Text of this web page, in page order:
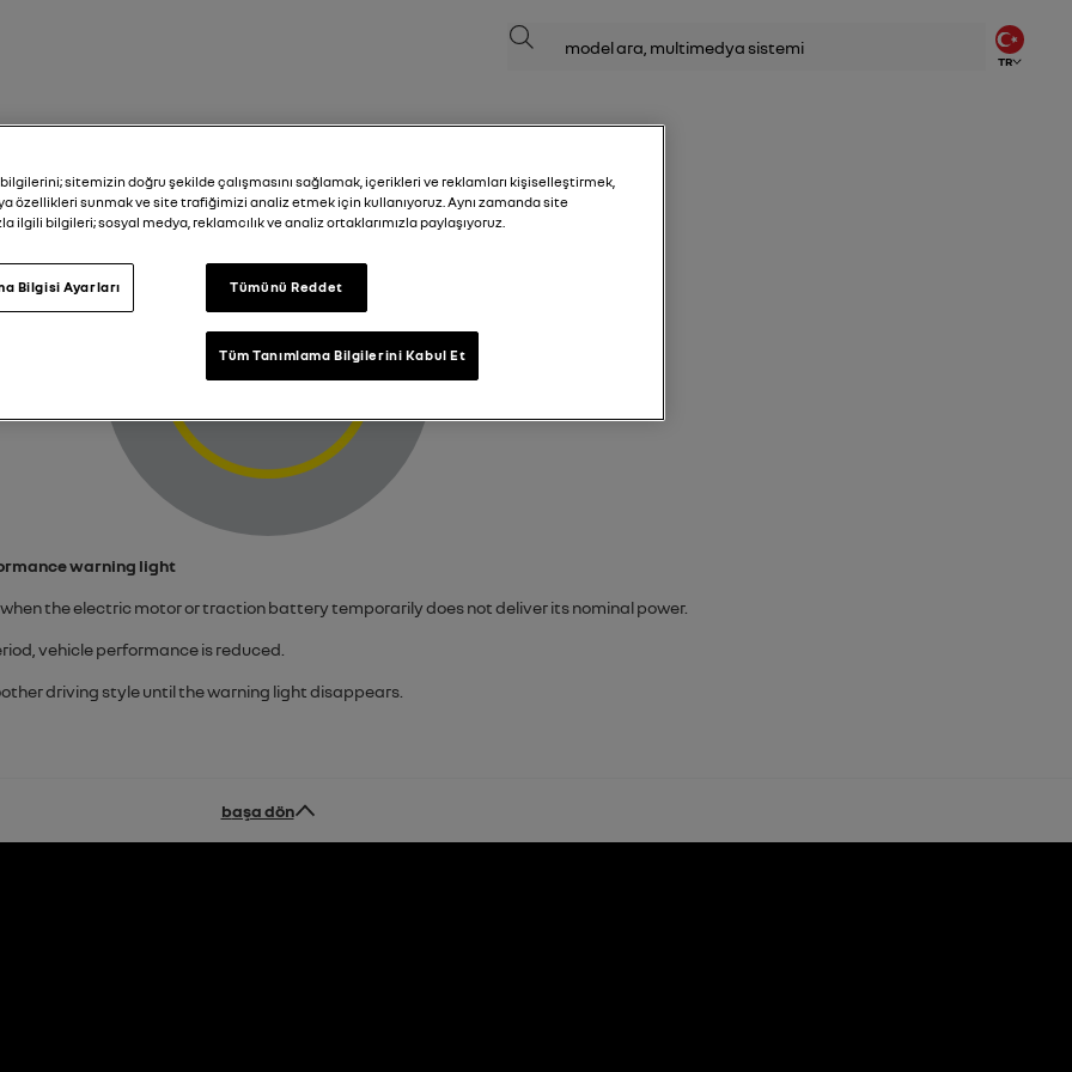
Ara
TR
Limited performance warning light
warning light
the electric motor or traction battery temporarily does not deliver its nominal power.
vehicle performance is reduced.
driving style until the warning light disappears.
başa dön
sitemizin doğru şekilde çalışmasını sağlamak, içerikleri ve reklamları kişiselleştirmek,
özellikleri sunmak ve site trafiğimizi analiz etmek için kullanıyoruz. Aynı zamanda site
ilgili bilgileri; sosyal medya, reklamcılık ve analiz ortaklarımızla paylaşıyoruz.
Tümünü Reddet
Tüm Tanımlama Bilgilerini Kabul Et
Bilgisi Ayarları